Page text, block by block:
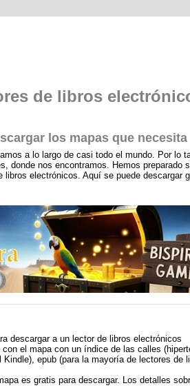
de libros
los mapas que necesita
a lo largo de casi todo el mundo. Por lo
donde nos encontramos. Hemos preparado
electrónicos. Aquí se puede descargar
descargar a un lector de libros electrónicos
el mapa con un índice de las calles
Kindle), epub (para la mayoría de lectores de
es gratis para descargar. Los detalles